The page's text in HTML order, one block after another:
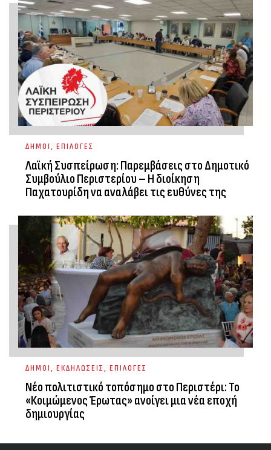
ΔΗΜΟΙ, ΕΠΙΛΟΓΕΣ
Λαϊκή Συσπείρωση: Παρεμβάσεις στο Δημοτικό
Συμβούλιο Περιστερίου – Η διοίκηση
Παχατουρίδη να αναλάβει τις ευθύνες της
ΔΗΜΟΙ, ΕΚΔΗΛΩΣΕΙΣ, ΕΠΙΛΟΓΕΣ
Νέο πολιτιστικό τοπόσημο στο Περιστέρι: Το
«Κοιμώμενος Έρωτας» ανοίγει μια νέα εποχή
δημιουργίας